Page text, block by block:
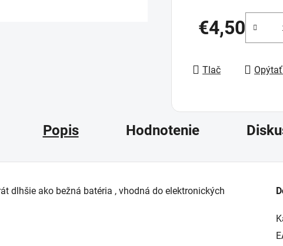
€4,50
Jednotková cena:
Tlač
Popis Hodnotenie
dlhšie ako bežná batéria , vhodná do elektronických